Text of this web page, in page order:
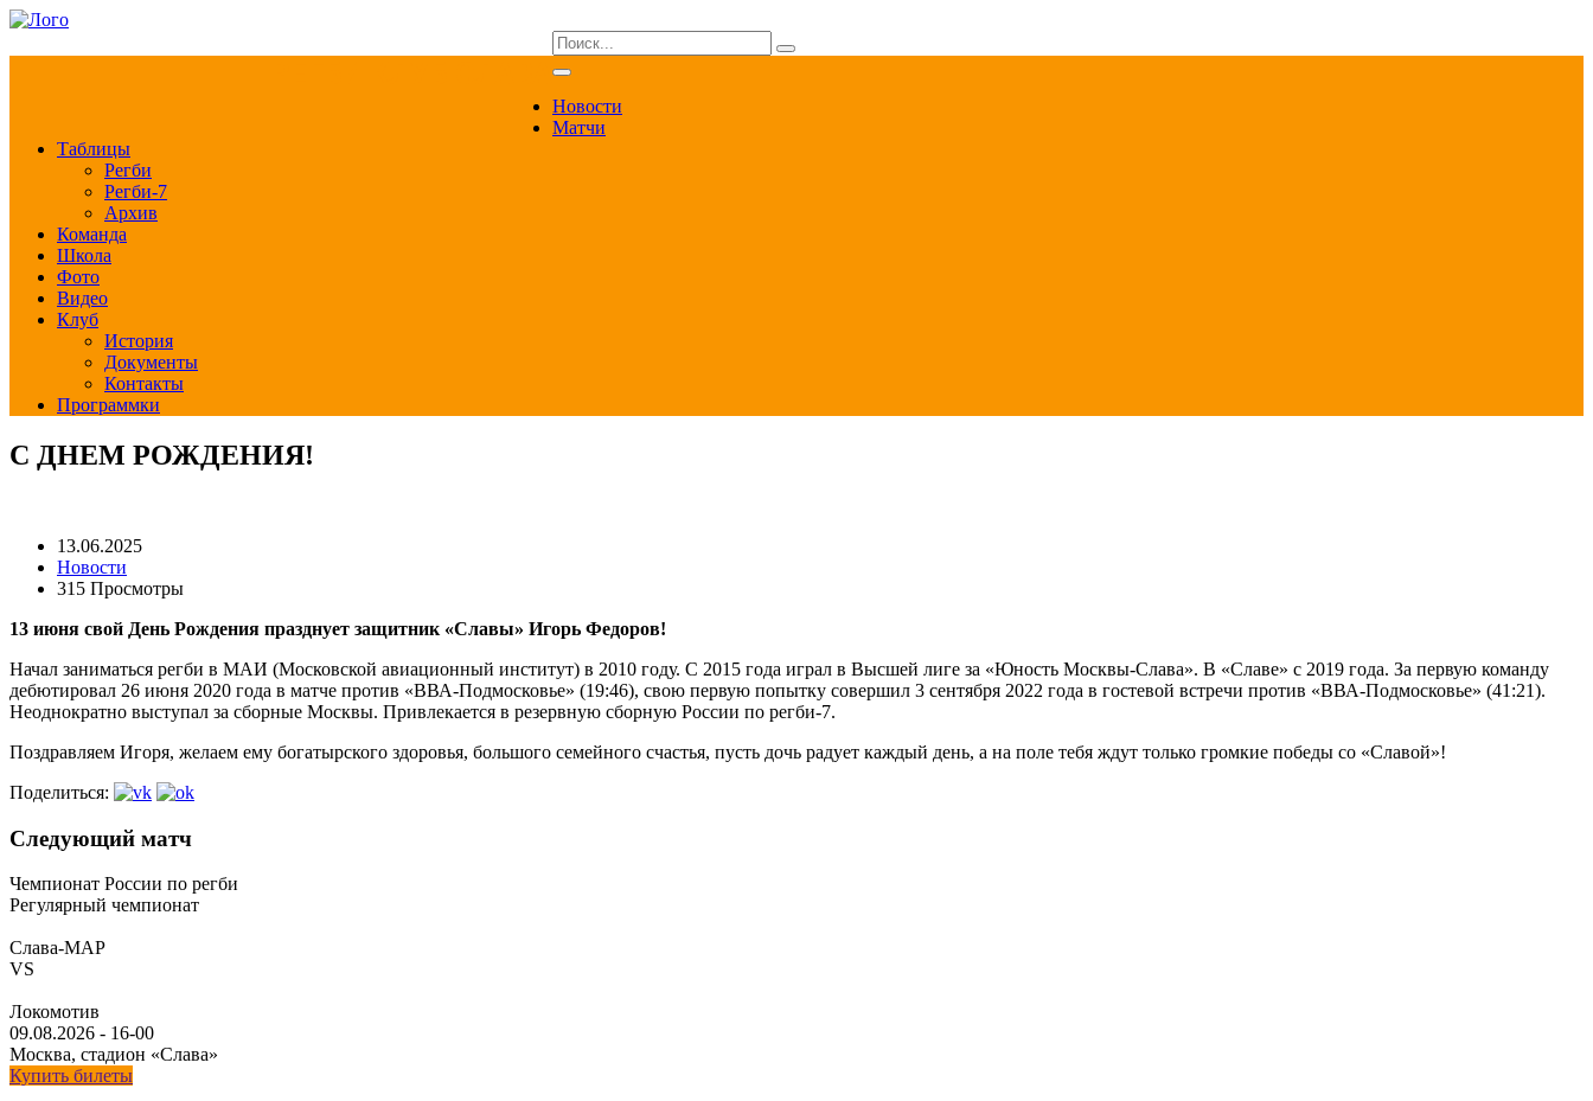
Новости
Матчи
Таблицы
Регби
Регби-7
Архив
Команда
Школа
Фото
Видео
Клуб
История
Документы
Контакты
Программки
С ДНЕМ РОЖДЕНИЯ!
13.06.2025
Новости
315 Просмотры
13 июня свой День Рождения празднует защитник «Славы» Игорь Федоров!
Начал заниматься регби в МАИ (Московской авиационный институт) в 2010 году. С 2015 года играл в Высшей лиге за «Юность Москвы-Слава». В «Славе» с 2019 года. За первую команду
дебютировал 26 июня 2020 года в матче против «ВВА-Подмосковье» (19:46), свою первую попытку совершил 3 сентября 2022 года в гостевой встречи против «ВВА-Подмосковье» (41:21).
Неоднократно выступал за сборные Москвы. Привлекается в резервную сборную России по регби-7.
Поздравляем Игоря, желаем ему богатырского здоровья, большого семейного счастья, пусть дочь радует каждый день, а на поле тебя ждут только громкие победы со «Славой»!
Поделиться:
Следующий матч
Чемпионат России по регби
Регулярный чемпионат
Слава-МАР
VS
Локомотив
09.08.2026 - 16-00
Москва, стадион «Слава»
Купить билеты